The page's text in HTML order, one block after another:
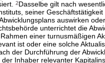
2Dasselbe gilt nach
seiner
auswirken
unterrichtet die
einer turnusmäßigen
ist oder eine solche
der Durchführung der
Inhaber relevanter